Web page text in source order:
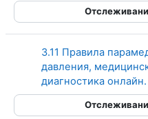
3.11 Правила
давления,
диагностика онлайн.